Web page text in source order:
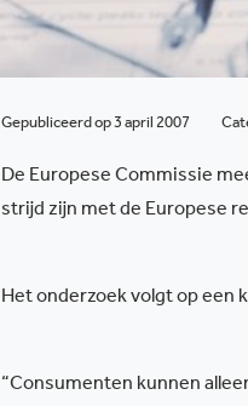
Gepubliceerd op 3 april 2007
De Europese Commissie
strijd zijn met de Europese
Het onderzoek volgt op een
“Consumenten kunnen